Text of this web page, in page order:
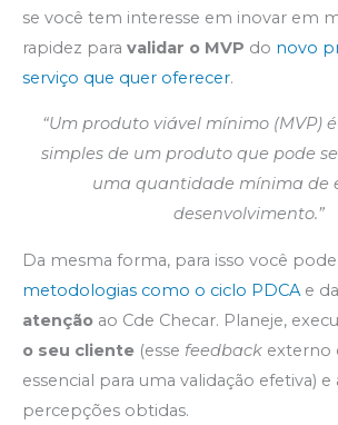
se você tem interesse em inovar em
rapidez para validar o MVP do novo
serviço que quer oferecer.
“Um produto viável mínimo (MVP)
simples de um produto que pode
uma quantidade mínima de
desenvolvimento.”
Da mesma forma, para isso você
metodologias como o ciclo PDCAe
atenção ao Cde Checar. Planeje,
o seu cliente (esse feedback externo
essencial para uma validação efetiva) e
percepções obtidas.